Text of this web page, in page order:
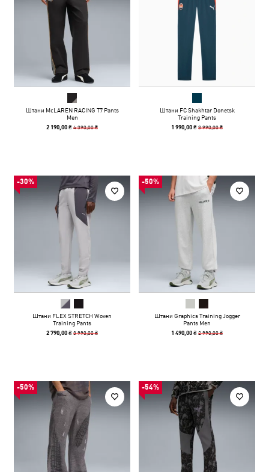
Штани McLAREN RACING T7 Pants
Men
2 190,00 ₴4 390,00 ₴
Штани FC Shakhtar Donetsk
Training Pants
1 990,00 ₴3 990,00 ₴
-30%
Штани FLEX STRETCH Woven
Training Pants
2 790,00 ₴3 990,00 ₴
-50%
Штани Graphics Training Jogger
Pants Men
1 490,00 ₴2 990,00 ₴
-50% -54%